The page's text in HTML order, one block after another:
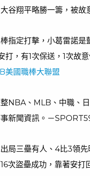
谷翔平略勝一籌，被故
指定打擊，小葛雷諾是
打，有1次保送，1次故
美國職棒大聯盟
NBA、MLB、中職、
新聞資訊。－
局三壘有人、4比3領
次盜壘成功，靠著安打